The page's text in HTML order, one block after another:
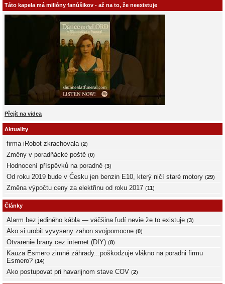
Táto kapela má milióny fanúšikov - až na to, že neexistuje
Přejít na videa
Aktuality
firma iRobot zkrachovala (2)
Změny v poradňácké poště (0)
Hodnocení příspěvků na poradně (3)
Od roku 2019 bude v Česku jen benzin E10, který ničí staré motory (29)
Změna výpočtu ceny za elektřinu od roku 2017 (11)
Články
Alarm bez jediného kábla — väčšina ľudí nevie že to existuje (3)
Ako si urobit vyvyseny zahon svojpomocne (0)
Otvarenie brany cez internet (DIY) (8)
Kauza Esmero zimné záhrady...poškodzuje vlákno na poradni firmu
Esmero? (14)
Ako postupovat pri havarijnom stave COV (2)